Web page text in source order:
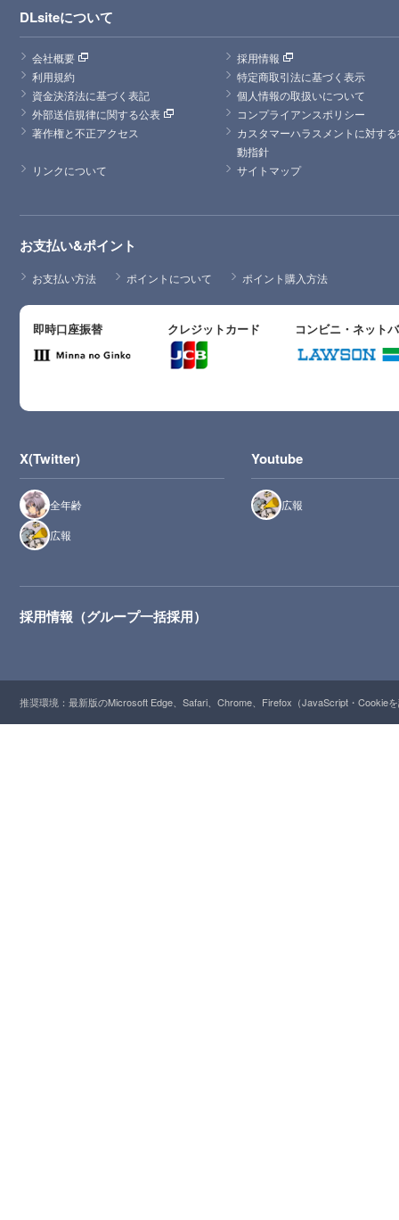
DLsiteについて
会社概要
採用情報
利用規約
特定商取引法に基づく表示
資金決済法に基づく表記
個人情報の取扱いについて
外部送信規律に関する公表
コンプライアンスポリシー
著作権と不正アクセス
カスタマーハラスメントに対す
動指針
リンクについて
サイトマップ
お支払い&ポイント
お支払い方法 ポイントについて ポイント購入方法
即時口座振替 クレジットカード コンビニ・ネット
X(Twitter)
全年齢
広報
Youtube
広報
採用情報（グループ一括採用）
推奨環境：最新版のMicrosoft Edge、Safari、Chrome、Firefox（JavaScript・Cookie